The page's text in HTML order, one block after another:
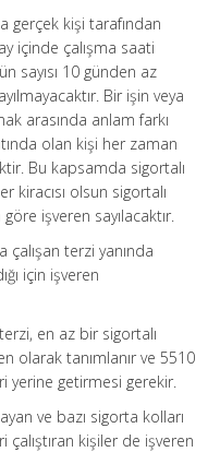
gerçek kişi tarafından
ay içinde çalışma saati
sayısı 10 günden az
Bir işin veya
arasında anlam farkı
olan kişi her zaman
Bu kapsamda sigortalı
kiracısı olsun sigortalı
göre işveren sayılacaktır.
çalışan terzi yanında
için işveren
en az bir sigortalı
olarak tanımlanır ve 5510
yerine getirmesi gerekir.
ve bazı sigorta kolları
çalıştıran kişiler de işveren